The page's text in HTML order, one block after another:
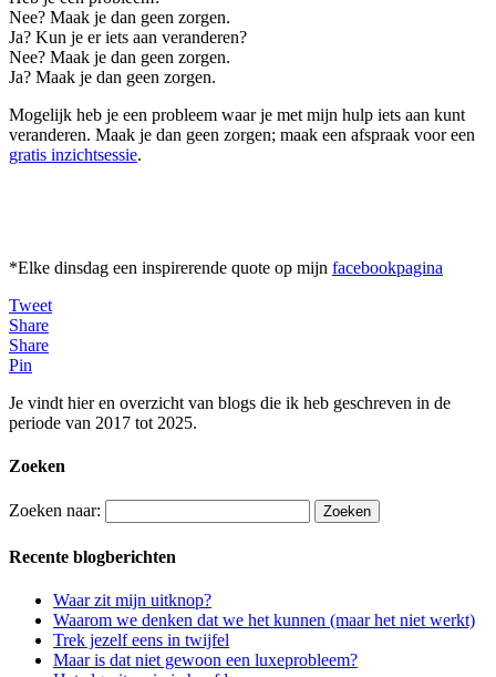
Nee? Maak je dan geen zorgen.
Ja? Kun je er iets aan veranderen?
Nee? Maak je dan geen zorgen.
Ja? Maak je dan geen zorgen.
Mogelijk heb je een probleem waar je met mijn hulp iets aan kunt
veranderen. Maak je dan geen zorgen; maak een afspraak voor een
gratis inzichtsessie.
*Elke dinsdag een inspirerende quote op mijn facebookpagina
Tweet
Share
Share
Pin
Je vindt hier en overzicht van blogs die ik heb geschreven in de
periode van 2017 tot 2025.
Zoeken
Zoeken naar:
Recente blogberichten
Waar zit mijn uitknop?
Waarom we denken dat we het kunnen (maar het niet werkt)
Trek jezelf eens in twijfel
Maar is dat niet gewoon een luxeprobleem?